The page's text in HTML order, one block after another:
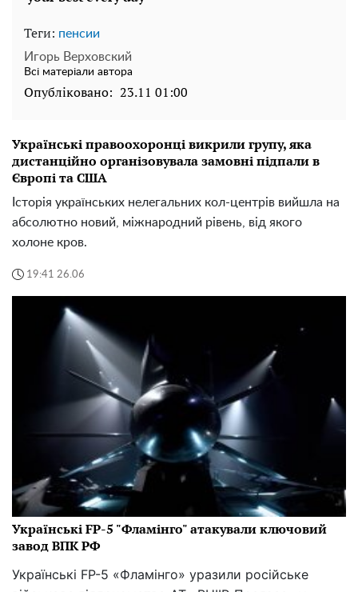
Теги: пенсии
Игорь Верховский
Всі матеріали автора
Опубліковано: 23.11 01:00
Українські правоохоронці викрили групу, яка
дистанційно організовувала замовні підпали в
Європі та США
Історія українських нелегальних кол-центрів вийшла на
абсолютно новий, міжнародний рівень, від якого
холоне кров.
19:41 26.06
Українські FP-5 "Фламінго" атакували ключовий
завод ВПК РФ
Українські FP-5 «Фламінго» уразили російське